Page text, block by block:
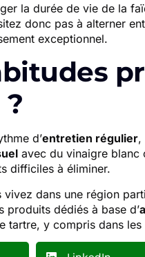
la durée de vie de la
donc pas à alterner
exceptionnel.
d’entretien régulier,
avec du vinaigre blanc
difficiles à éliminer.
dans une région
dédiés à base d’
tartre, y compris dans les